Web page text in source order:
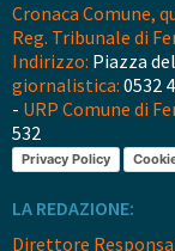
Cronaca Comune,
Reg. Tribunale di
Indirizzo: Piazza
giornalistica: 0532
- URP Comune di
532
Privacy Policy
LA REDAZIONE:
Direttore